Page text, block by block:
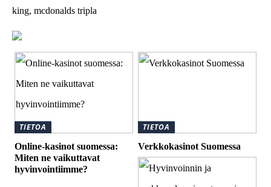
king, mcdonalds tripla
TIETOA
Online-kasinot suomessa:
Miten ne vaikuttavat
hyvinvointiimme?
TIETOA
Verkkokasinot Suomessa